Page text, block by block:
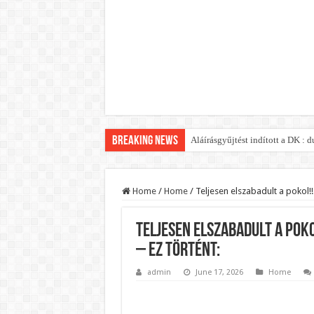
Breaking News Aláírásgyűjtést indított a DK :
Nem finomkodott:
Visszatérhet Sulyok
MOST TÖRTÉNT! Péter
PUTYIN MEGSEMMISÍTŐ
Szijjártó élő adásban
Home / Home / Teljesen elszabadult a
Teljesen elszabadult a
– EZ történt:
admin June 17, 2026 Home